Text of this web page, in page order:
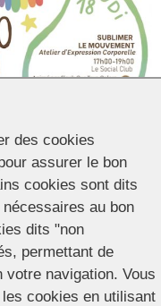
des cookies
assurer le bon
cookies sont dits
au bon
dits "non
permettant de
votre navigation. Vous
cookies en utilisant